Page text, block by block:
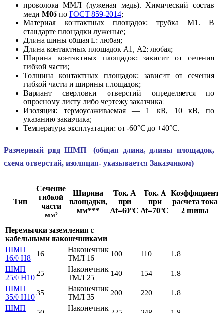
проволока ММЛ (луженая медь). Химический состав
меди М0б по ГОСТ 859-2014;
Материал контактных площадок: трубка М1. В
стандарте площадки луженые;
Длина шины общая L: любая;
Длина контактных площадок А1, А2: любая;
Ширина контактных площадок: зависит от сечения
гибкой части;
Толщина контактных площадок: зависит от сечения
гибкой части и ширины площадок;
Вариант сверловки отверстий определяется по
опросному листу либо чертежу заказчика;
Изоляция: термоусаживаемая — 1 кВ, 10 кВ, по
указанию заказчика;
Температура эксплуатации: от -60°С до +40°С.
Размерный ряд ШМП (общая длина, длины площадок,
схема отверстий, изоляция- указывается Заказчиком)
Тип
Сечение
гибкой
части
мм²
Ширина
площадки,
мм***
Ток, А
при
∆t=60°C
Ток, А
при
∆t=70°C
расчета тока
2 шины
Перемычки заземления с
кабельными наконечниками
ШМП
16/0 H8
16
Наконечник
ТМЛ 16
100 110
1.8
ШМП
25/0 H10
25
Наконечник
ТМЛ 25
140 154
1.8
ШМП
35/0 H10
35
Наконечник
ТМЛ 35
200 220
1.8
ШМП
Наконечник